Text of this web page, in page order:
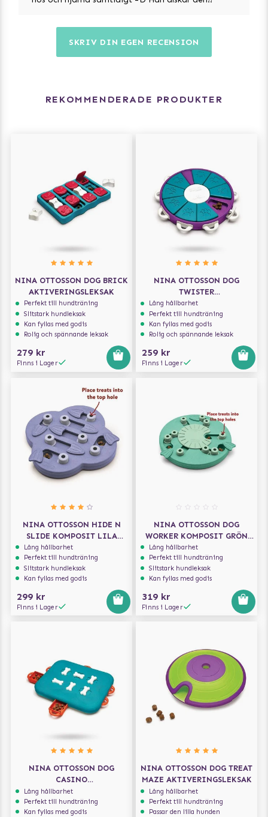
SKRIV DIN EGEN RECENSION
REKOMMENDERADE PRODUKTER
NINA OTTOSSON DOG BRICK
AKTIVERINGSLEKSAK
Perfekt till hundträning
Slitstark hundleksak
Kan fyllas med godis
Rolig och spännande leksak
279 kr
Finns i Lager
NINA OTTOSSON DOG
TWISTER
AKTIVERINGSLEKSAK
Lång hållbarhet
Perfekt till hundträning
Kan fyllas med godis
Rolig och spännande leksak
259 kr
Finns i Lager
NINA OTTOSSON HIDE N
SLIDE KOMPOSIT LILA
AKTIVERINGSLEKSAK
Lång hållbarhet
Perfekt till hundträning
Slitstark hundleksak
Kan fyllas med godis
299 kr
Finns i Lager
NINA OTTOSSON DOG
WORKER KOMPOSIT GRÖN
AKTIVERINGSLEKSAK
Lång hållbarhet
Perfekt till hundträning
Slitstark hundleksak
Kan fyllas med godis
319 kr
Finns i Lager
NINA OTTOSSON DOG
CASINO
AKTIVERINGSLEKSAK
Lång hållbarhet
Perfekt till hundträning
Kan fyllas med godis
NINA OTTOSSON DOG TREAT
MAZE AKTIVERINGSLEKSAK
Lång hållbarhet
Perfekt till hundträning
Passar den lilla hunden